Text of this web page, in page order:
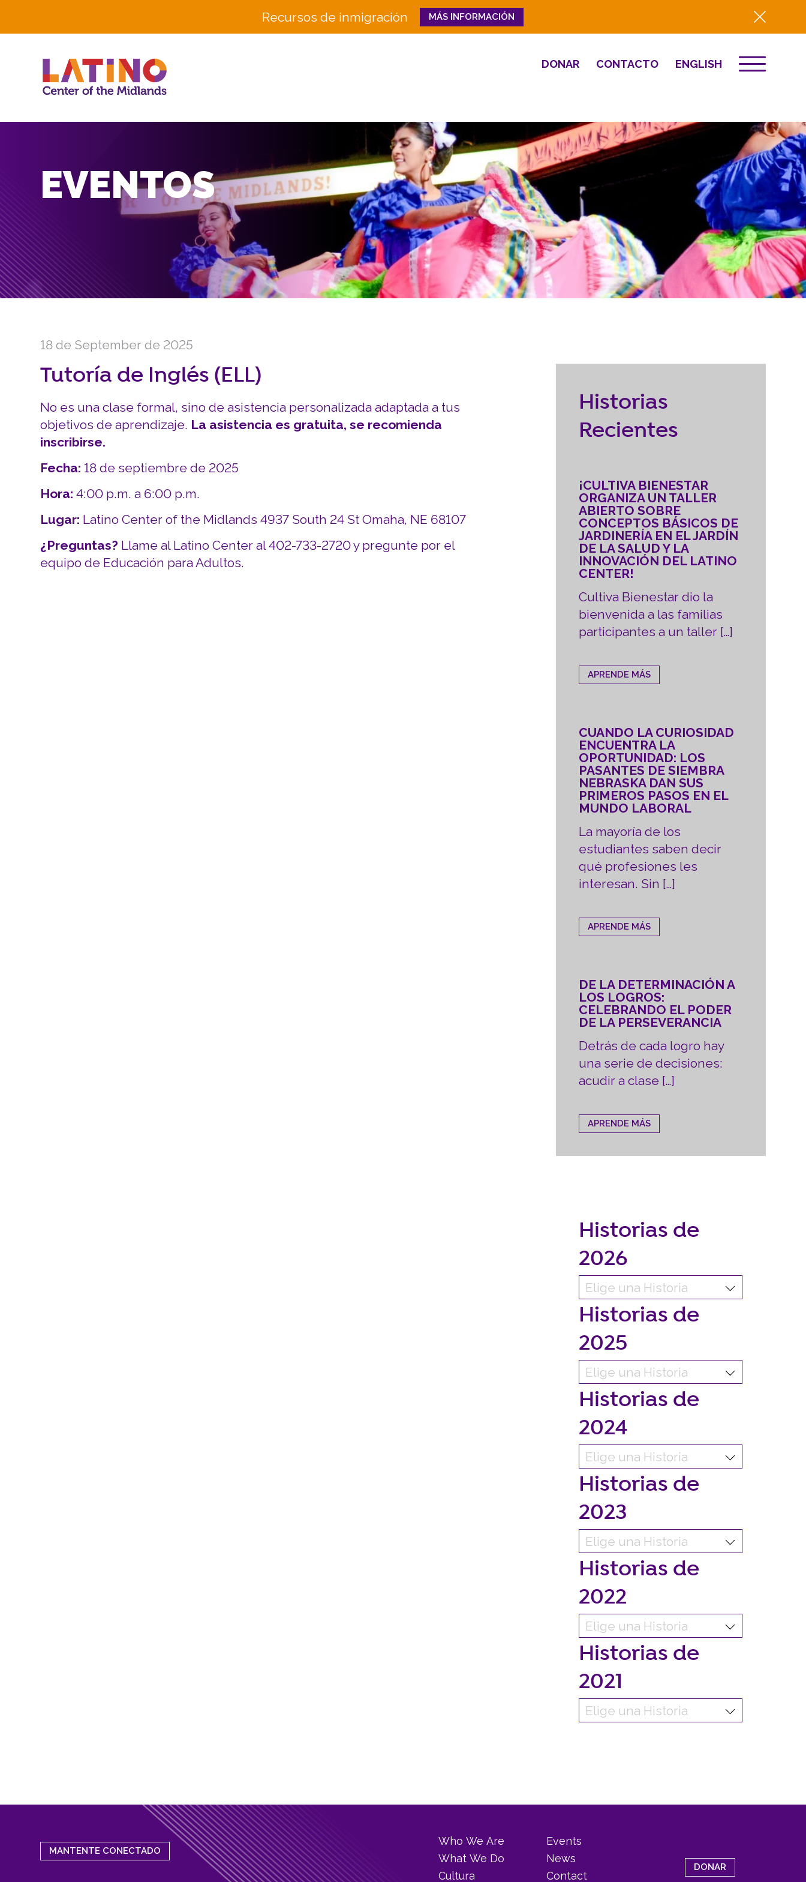
Recursos de inmigración MÁS INFORMACIÓN
Close
DONAR CONTACTO ENGLISH
SOMOS
Equipo
Historia
Educación e Innovación
en la Fuerza Laboral
Senderos Hacia el Éxito
Bienestar Familiar y Comunitario
CULTURA
INVOLUCRARSE
Carreras y Pasantías
Destino 2026
NOTICIAS
Prensa
Resumen del año
Renovación y
Reubicación
CONTACTO
DONAR
EVENTOS
18 de September de 2025
Tutoría de Inglés (ELL)
No es una clase formal, sino de asistencia personalizada adaptada a tus
objetivos de aprendizaje. La asistencia es gratuita, se recomienda
inscribirse.
Fecha: 18 de septiembre de 2025
Hora:4:00 p.m. a 6:00 p.m.
Lugar: Latino Center of the Midlands 4937 South 24 St Omaha, NE 68107
¿Preguntas? Llame al Latino Center al 402-733-2720 y pregunte por el
equipo de Educación para Adultos.
Historias
Recientes
¡CULTIVA BIENESTAR
ORGANIZA UN TALLER
ABIERTO SOBRE
CONCEPTOS BÁSICOS DE
JARDINERÍA EN EL JARDÍN
DE LA SALUD Y LA
INNOVACIÓN DEL LATINO
CENTER!
Cultiva Bienestar dio la
bienvenida a las familias
participantes a un taller […]
APRENDE MÁS
CUANDO LA CURIOSIDAD
ENCUENTRA LA
OPORTUNIDAD: LOS
PASANTES DE SIEMBRA
NEBRASKA DAN SUS
PRIMEROS PASOS EN EL
MUNDO LABORAL
La mayoría de los
estudiantes saben decir
qué profesiones les
interesan. Sin […]
APRENDE MÁS
DE LA DETERMINACIÓN A
LOS LOGROS:
CELEBRANDO EL PODER
DE LA PERSEVERANCIA
Detrás de cada logro hay
una serie de decisiones:
acudir a clase […]
APRENDE MÁS
Historias de
2026
Historias de
2025
Historias de
2024
Historias de
2023
Historias de
2022
Historias de
2021
MANTENTE CONECTADO
Who We Are
What We Do
Cultura
Events
News
Contact
DONAR